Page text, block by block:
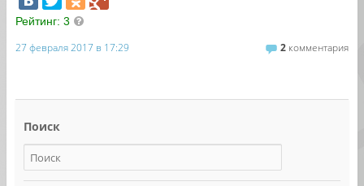
Рейтинг: 3
27 февраля 2017 в 17:29 2 комментария
Поиск